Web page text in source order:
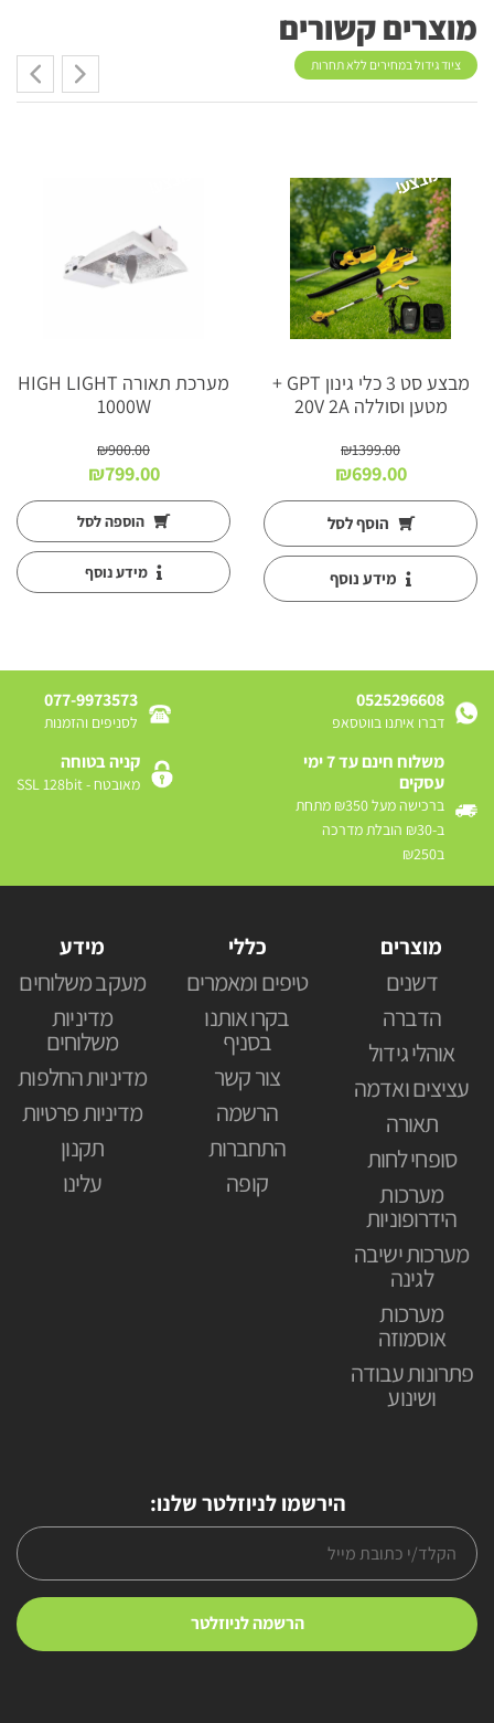
מוצרים קשורים
ציוד גידול במחירים ללא תחרות
מבצע!
מבצע סט 3 כלי גינון GPT +
מטען וסוללה 20V 2A
₪1399.00
המחיר
המקורי
היה:
₪1399.00.
₪699.00
הנוכחי
הוא:
₪699.00.
הוסף לסל
מידע נוסף
מערכת תאורה HIGH LIGHT
1000W
₪900.00
המחיר
המקורי
היה:
₪900.00.
₪799.00
הנוכחי
הוא:
₪799.00.
הוספה לסל
מידע נוסף
0525296608
דברו איתנו בווטסאפ
077-9973573
לסניפים והזמנות
משלוח חינם עד 7 ימי
עסקים
ברכישה מעל ₪350 מתחת
ב-₪30 הובלת מדרכה
ב₪250
קניה בטוחה
מאובטח - SSL 128bit
מוצרים
דשנים
הדברה
אוהלי גידול
עציצים ואדמה
תאורה
סופחי לחות
מערכות
הידרופוניות
מערכות ישיבה
לגינה
מערכות
אוסמוזה
פתרונות עבודה
ושינוע
כללי
טיפים ומאמרים
בקרו אותנו
בסניף
צור קשר
הרשמה
התחברות
קופה
מידע
מעקב משלוחים
מדיניות
משלוחים
מדיניות החלפות
מדיניות פרטיות
תקנון
עלינו
הירשמו לניוזלטר שלנו: